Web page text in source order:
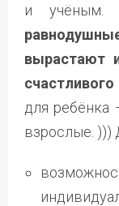
и учёным.
вырастают
для ребёнка
взрослые. )))